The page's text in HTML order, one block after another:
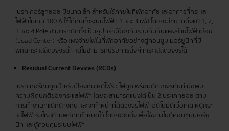
เบรกเกอร์ลูกย่อย มีขนาดเล็ก สำหรับใช้ภายในที่พักอาศัยและอาคารที่กระแส
ไฟฟ้าไม่เกิน 100 A ใช้ได้กับทั้งระบบไฟฟ้า 1 และ 3 เฟส โดยจะมีขนาดตั้งแต่ 1, 2,
3 และ 4 Pole สามารถติดตั้งเป็นอุปกรณ์ป้องกันร่วมกันกับแผงจ่ายไฟฟ้าย่อย
(Load Center) หรือแผงจ่ายไฟในที่พักอาศัยอย่างตู้คอนซูมเมอร์ยูนิทที่มี
พิกัดกระแสลัดวงจรต่ำ แต่ไม่สามารถปรับการตั้งค่ากระแสลัดวงจรได้
Residual Current Devices (RCDs)
เบรกเกอร์กันดูดสำหรับป้องกันเหตุไฟรั่ว ไฟดูด พร้อมตัดวงจรทันทีเมื่อพบ
ความผิดปกติของกระแสไฟฟ้า โดยจะสามารถแบ่งได้เป็น 2 ประเภทย่อย ตาม
การทำงานที่แตกต่างกัน และจะทำหน้าที่ตัดวงจรไฟฟ้าอัตโนมัติเมื่อเกิดเหตุกระ
แสไฟฟ้ารั่วไหลตามพิกัดที่กำหนดไว้ โดยจะติดตั้งเพื่อใช้งานในตู้คอนซูมเมอร์ยู
นิท และตู้ควบคุมระบบไฟฟ้า